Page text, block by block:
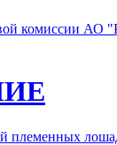
комиссии АО
племенных